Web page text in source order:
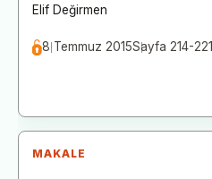
Elif Değirmen
8 Temmuz 2015Sayfa 214-221
MAKALE